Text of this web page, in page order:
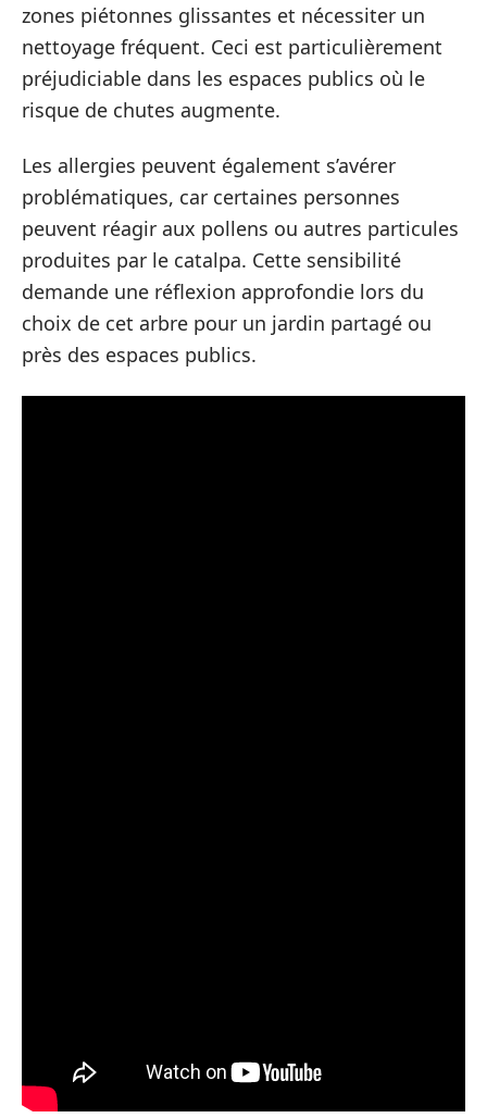
zones piétonnes glissantes et nécessiter un
nettoyage fréquent. Ceci est particulièrement
préjudiciable dans les espaces publics où le
risque de chutes augmente.
Les allergies peuvent également s’avérer
problématiques, car certaines personnes
peuvent réagir aux pollens ou autres particules
produites par le catalpa. Cette sensibilité
demande une réflexion approfondie lors du
choix de cet arbre pour un jardin partagé ou
près des espaces publics.